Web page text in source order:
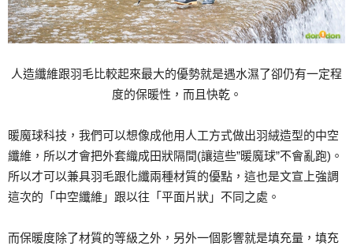
人造纖維跟羽毛比較起來最大的優勢就是遇水濕了卻仍有一定程
度的保暖性，而且快乾。
暖魔球科技，我們可以想像成他用人工方式做出羽絨造型的中空
纖維，所以才會把外套織成田狀隔間(讓這些”暖魔球”不會亂跑)。
所以才可以兼具羽毛跟化纖兩種材質的優點，這也是文宣上強調
這次的「中空纖維」跟以往「平面片狀」不同之處。
而保暖度除了材質的等級之外，另外一個影響就是填充量，填充